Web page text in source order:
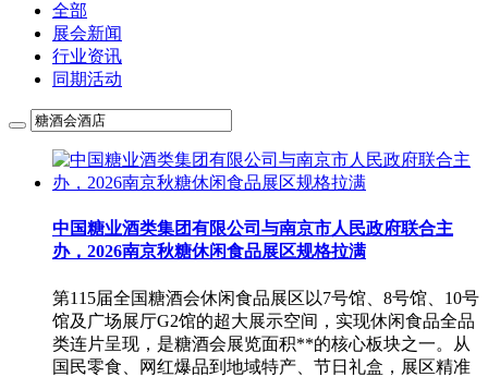
全部
展会新闻
行业资讯
同期活动
中国糖业酒类集团有限公司与南京市人民政府联合主
办，2026南京秋糖休闲食品展区规格拉满
第115届全国糖酒会休闲食品展区以7号馆、8号馆、10号
馆及广场展厅G2馆的超大展示空间，实现休闲食品全品
类连片呈现，是糖酒会展览面积**的核心板块之一。从
国民零食、网红爆品到地域特产、节日礼盒，展区精准